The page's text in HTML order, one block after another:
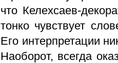
что Келехсаев-
тонко чувствует
Его интерпретации
Наоборот, всегда